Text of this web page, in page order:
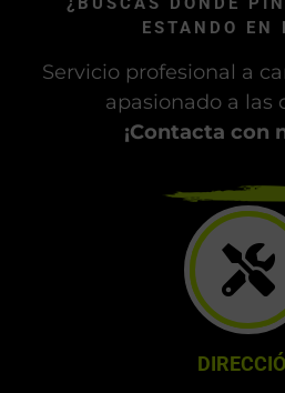
ESTANDO EN
Servicio profesional a
apasionado a las
¡Contacta con